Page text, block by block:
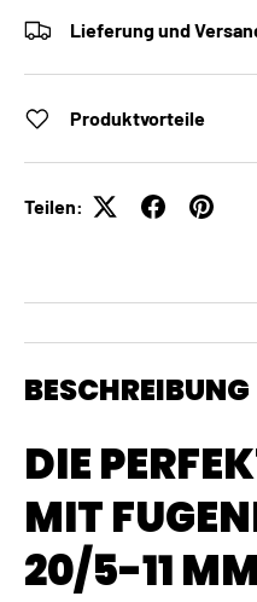
Lieferung und
Produktvorteile
Teilen:
BESCHREIBUNG
DIE
MIT
20/5-11 MM